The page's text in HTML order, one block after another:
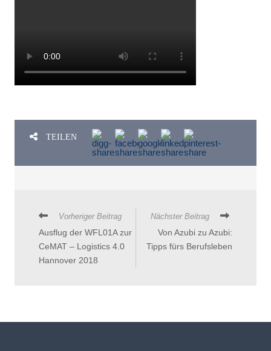
TEILEN
Vorheriger Beitrag
Ausflug der WFL01A zur
CeMAT – Logistics 4.0
Hannover 2018
Nächster Beitrag
Von Azubi zu Azubi:
Tipps fürs Berufsleben